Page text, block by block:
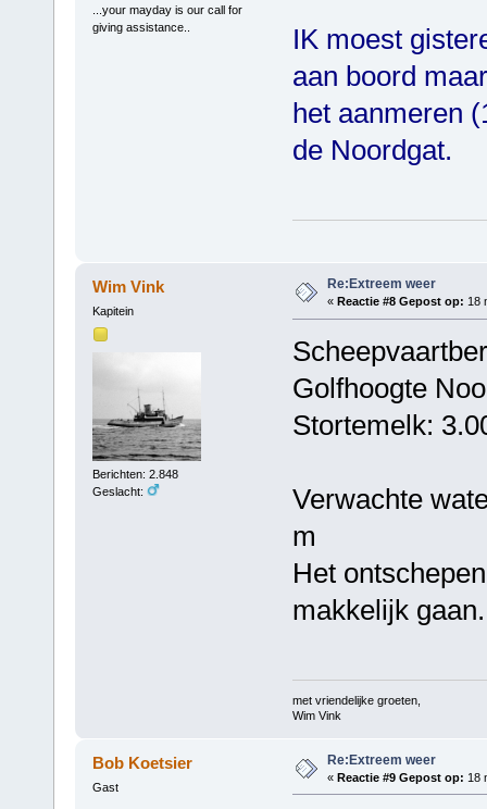
...your mayday is our call for
giving assistance..
IK moest
aan boord
het aanmeren
de Noordgat.
Wim Vink
Kapitein
Berichten: 2.848
Geslacht:
Re:Extreem weer
« Reactie #8 Gepost op: 18
Golfhoogte
Stortemelk:
Verwachte
m
Het
makkelijk gaan.
met vriendelijke groeten,
Wim Vink
Bob Koetsier
Gast
Re:Extreem weer
« Reactie #9 Gepost op: 18